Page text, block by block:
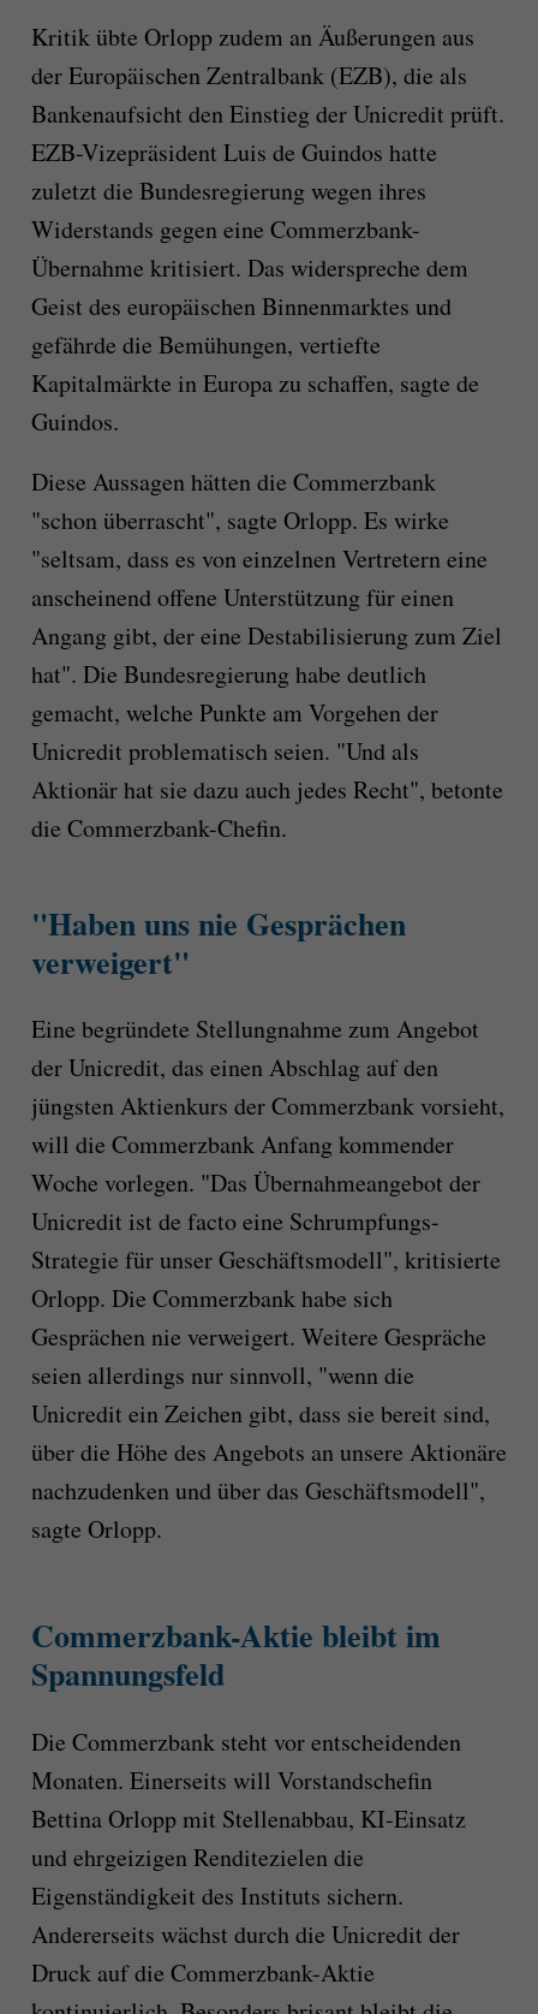
Kritik übte Orlopp zudem an Äußerungen aus
der Europäischen Zentralbank (EZB), die als
Bankenaufsicht den Einstieg der Unicredit prüft.
EZB-Vizepräsident Luis de Guindos hatte
zuletzt die Bundesregierung wegen ihres
Widerstands gegen eine Commerzbank-
Übernahme kritisiert. Das widerspreche dem
Geist des europäischen Binnenmarktes und
gefährde die Bemühungen, vertiefte
Kapitalmärkte in Europa zu schaffen, sagte de
Guindos.
Diese Aussagen hätten die Commerzbank
"schon überrascht", sagte Orlopp. Es wirke
"seltsam, dass es von einzelnen Vertretern eine
anscheinend offene Unterstützung für einen
Angang gibt, der eine Destabilisierung zum Ziel
hat". Die Bundesregierung habe deutlich
gemacht, welche Punkte am Vorgehen der
Unicredit problematisch seien. "Und als
Aktionär hat sie dazu auch jedes Recht", betonte
die Commerzbank-Chefin.
"Haben uns nie Gesprächen
verweigert"
Eine begründete Stellungnahme zum Angebot
der Unicredit, das einen Abschlag auf den
jüngsten Aktienkurs der Commerzbank vorsieht,
will die Commerzbank Anfang kommender
Woche vorlegen. "Das Übernahmeangebot der
Unicredit ist de facto eine Schrumpfungs-
Strategie für unser Geschäftsmodell", kritisierte
Orlopp. Die Commerzbank habe sich
Gesprächen nie verweigert. Weitere Gespräche
seien allerdings nur sinnvoll, "wenn die
Unicredit ein Zeichen gibt, dass sie bereit sind,
über die Höhe des Angebots an unsere Aktionäre
nachzudenken und über das Geschäftsmodell",
sagte Orlopp.
Commerzbank-Aktie bleibt im
Spannungsfeld
Die Commerzbank steht vor entscheidenden
Monaten. Einerseits will Vorstandschefin
Bettina Orlopp mit Stellenabbau, KI-Einsatz
und ehrgeizigen Renditezielen die
Eigenständigkeit des Instituts sichern.
Andererseits wächst durch die Unicredit der
Druck auf die Commerzbank-Aktie